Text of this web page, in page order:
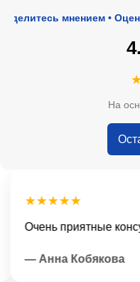
мнением •
На
★★★★★
Очень приятные
— Анна Кобякова